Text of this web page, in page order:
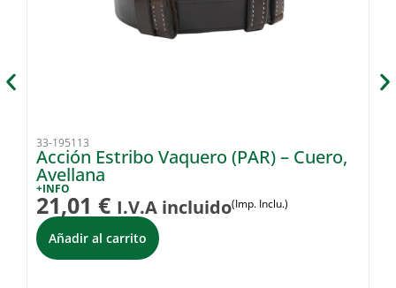
33-195113
Acción Estribo Vaquero (PAR) – Cuero,
Avellana
+INFO
21,01 € I.V.A incluido(Imp. Inclu.)
Añadir al carrito